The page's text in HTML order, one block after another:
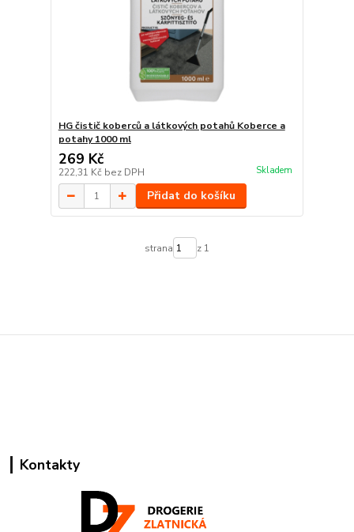
HG čistič koberců a látkových potahů Koberce a
potahy 1000 ml
269 Kč
222,31 Kč bez DPH Skladem
Přidat do košíku
strana z 1
Kontakty